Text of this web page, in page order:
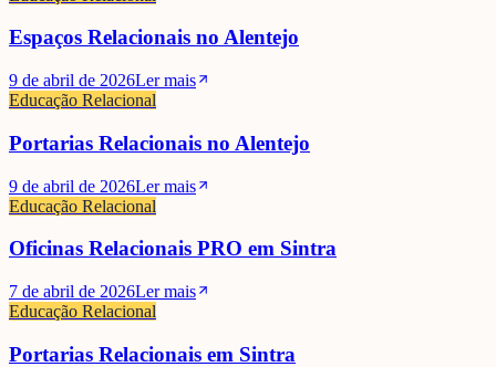
Espaços Relacionais no Alentejo
9 de abril de 2026Ler mais
Educação Relacional
Portarias Relacionais no Alentejo
9 de abril de 2026Ler mais
Educação Relacional
Oficinas Relacionais PRO em Sintra
7 de abril de 2026Ler mais
Educação Relacional
Portarias Relacionais em Sintra